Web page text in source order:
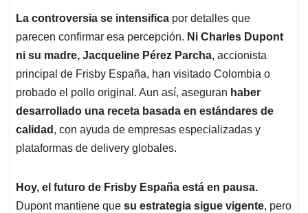
La controversia se intensifica por detalles que
parecen confirmar esa percepción. Ni Charles Dupont
ni su madre, Jacqueline Pérez Parcha, accionista
principal de Frisby España, han visitado Colombia o
probado el pollo original. Aun así, aseguran haber
desarrollado una receta basada en estándares de
calidad , con ayuda de empresas especializadas y
plataformas de delivery globales.
Hoy, el futuro de Frisby España está en pausa.
Dupont mantiene que su estrategia sigue vigente, pero